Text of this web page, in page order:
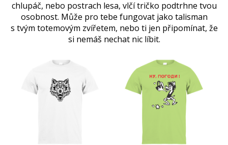
chlupáč, nebo postrach lesa, vlčí tričko podtrhne tvou
osobnost. Může pro tebe fungovat jako talisman
s tvým totemovým zvířetem, nebo ti jen připomínat, že
si nemáš nechat nic líbit.